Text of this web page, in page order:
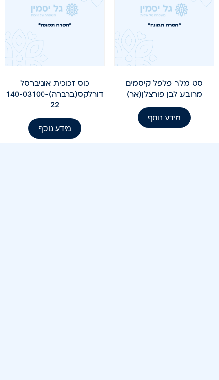
סט מלח פלפל קיסמים
מרובע לבן פורצלן(אר)
מידע נוסף
כוס זכוכית אוניברסל
דורלקס(ברברה)140-03100-
22
מידע נוסף